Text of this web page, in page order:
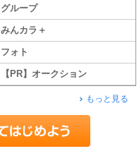
グループ
みんカラ＋
フォト
【PR】オークション
もっと見る